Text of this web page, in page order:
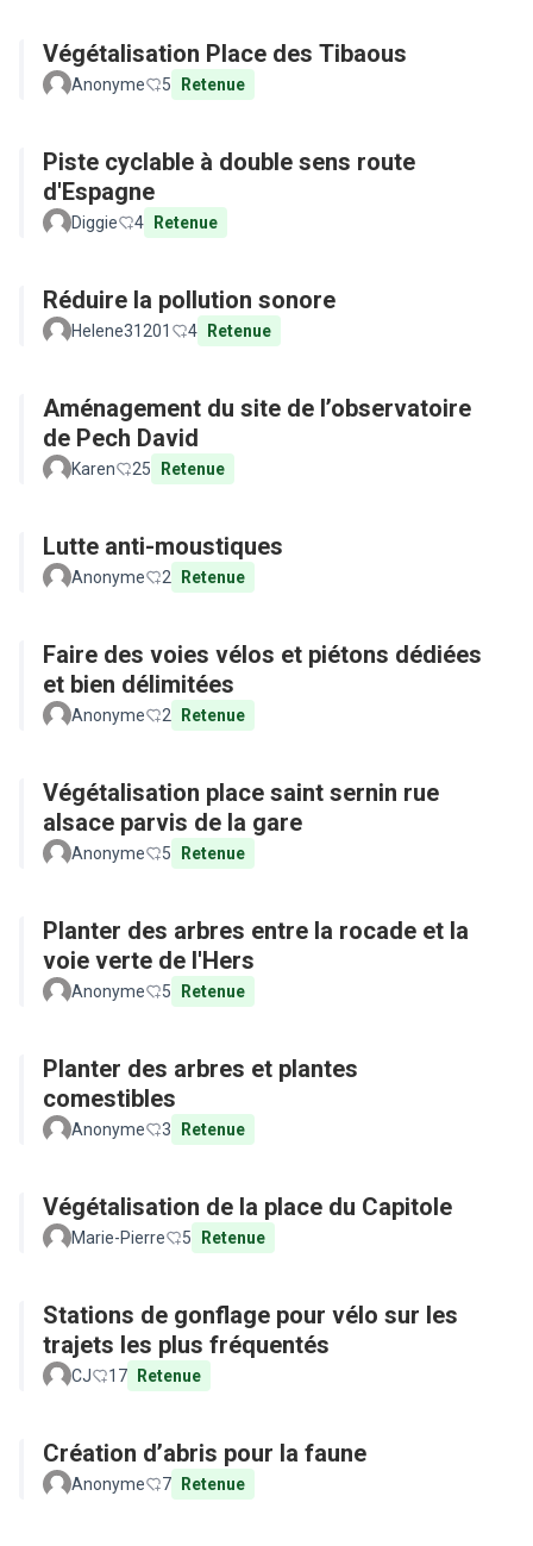
Végétalisation Place des Tibaous
Anonyme 5 Retenue
Piste cyclable à double sens route
d'Espagne
Diggie 4 Retenue
Réduire la pollution sonore
Helene31201 4 Retenue
Aménagement du site de l’observatoire
de Pech David
Karen 25 Retenue
Lutte anti-moustiques
Anonyme 2 Retenue
Faire des voies vélos et piétons dédiées
et bien délimitées
Anonyme 2 Retenue
Végétalisation place saint sernin rue
alsace parvis de la gare
Anonyme 5 Retenue
Planter des arbres entre la rocade et la
voie verte de l'Hers
Anonyme 5 Retenue
Planter des arbres et plantes
comestibles
Anonyme 3 Retenue
Végétalisation de la place du Capitole
Marie-Pierre 5 Retenue
Stations de gonflage pour vélo sur les
trajets les plus fréquentés
CJ 17 Retenue
Création d’abris pour la faune
Anonyme 7 Retenue